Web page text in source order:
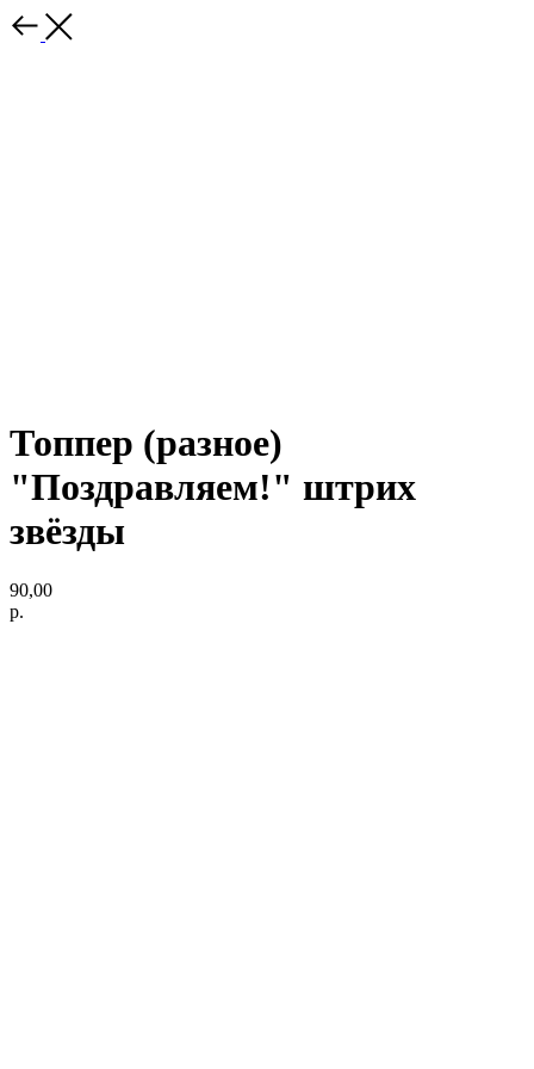
Топпер (разное)
"Поздравляем!" штрих
звёзды
90,00
р.